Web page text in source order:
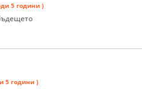
5 години )
5 години )